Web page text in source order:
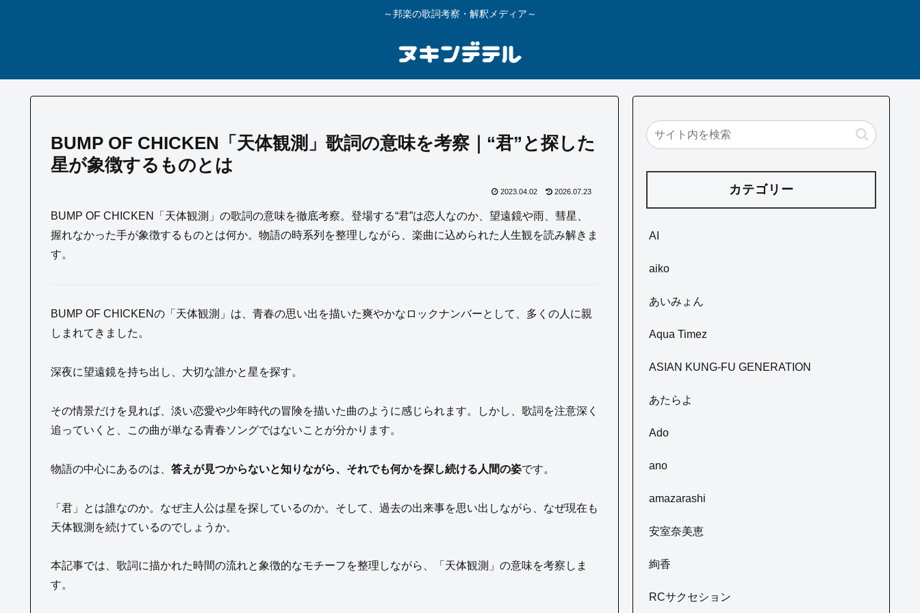
～邦楽の歌詞考察・解釈メディア～
BUMP OF CHICKEN「天体観測」歌詞の意味を考察｜“君”と探した
星が象徴するものとは
2023.04.02 2026.07.23
BUMP OF CHICKEN「天体観測」の歌詞の意味を徹底考察。登場する“君”は恋人なのか、望遠鏡や雨、彗星、
握れなかった手が象徴するものとは何か。物語の時系列を整理しながら、楽曲に込められた人生観を読み解きま
す。
BUMP OF CHICKENの「天体観測」は、青春の思い出を描いた爽やかなロックナンバーとして、多くの人に親
しまれてきました。
深夜に望遠鏡を持ち出し、大切な誰かと星を探す。
その情景だけを見れば、淡い恋愛や少年時代の冒険を描いた曲のように感じられます。しかし、歌詞を注意深く
追っていくと、この曲が単なる青春ソングではないことが分かります。
物語の中心にあるのは、 答えが見つからないと知りながら、それでも何かを探し続ける人間の姿です。
「君」とは誰なのか。なぜ主人公は星を探しているのか。そして、過去の出来事を思い出しながら、なぜ現在も
天体観測を続けているのでしょうか。
本記事では、歌詞に描かれた時間の流れと象徴的なモチーフを整理しながら、「天体観測」の意味を考察しま
す。
カテゴリー
AI
aiko
あいみょん
Aqua Timez
ASIAN KUNG-FU GENERATION
あたらよ
Ado
ano
amazarashi
安室奈美恵
絢香
RCサクセション